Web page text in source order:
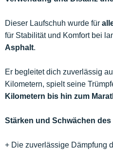
Dieser Laufschuh wurde für
für Stabilität und Komfort bei
Asphalt.
Er begleitet dich zuverlässig
Kilometern, spielt seine
Kilometern bis hin zum
Stärken und Schwächen
+ Die zuverlässige Dämpfung